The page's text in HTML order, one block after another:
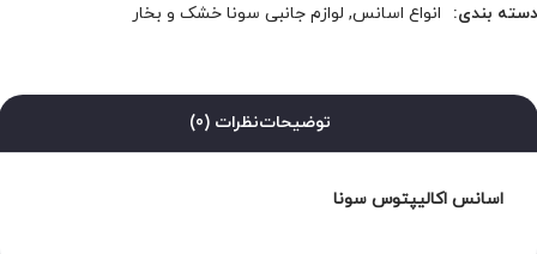
بندی: انواع اسانس, لوازم جانبی سونا خشک و بخار
توضیحاتنظرات (0)
اسانس اکالیپتوس سونا